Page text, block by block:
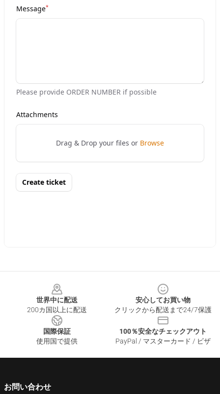
世界中に配送
200カ国以上に配送
安心してお買い物
クリックから配送まで24/7保護
国際保証
使用国で提供
100％安全なチェックアウト
PayPal / マスターカード / ビザ
お問い合わせ